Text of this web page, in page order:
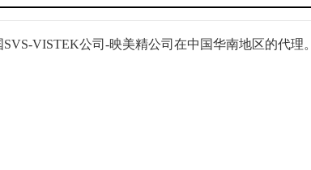
VISTEK公司-映美精公司在中国华南地区的代理。